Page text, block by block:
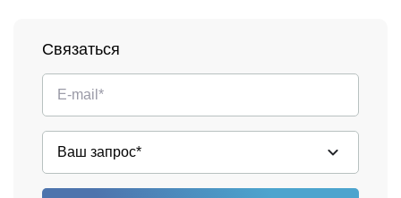
Связаться